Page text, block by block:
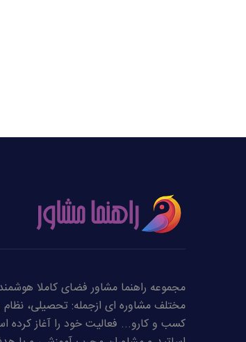
مجموعه راهنما مشاور فضای کاملا
مختلف مشاوره ای ازجمله: تحصیلی، نظام
کسب و کارو... فعالیت خود را آغاز کرده